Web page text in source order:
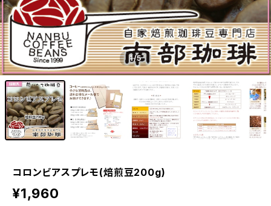
1/5
コロンビアスプレモ(焙煎豆200g)
¥1,960